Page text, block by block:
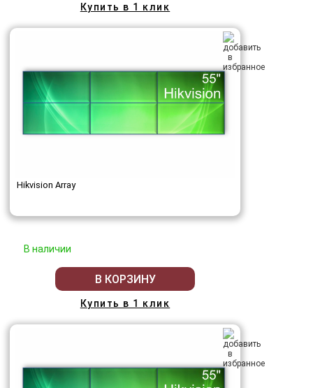
Купить в 1 клик
Hikvision Array
В наличии
В КОРЗИНУ
Купить в 1 клик